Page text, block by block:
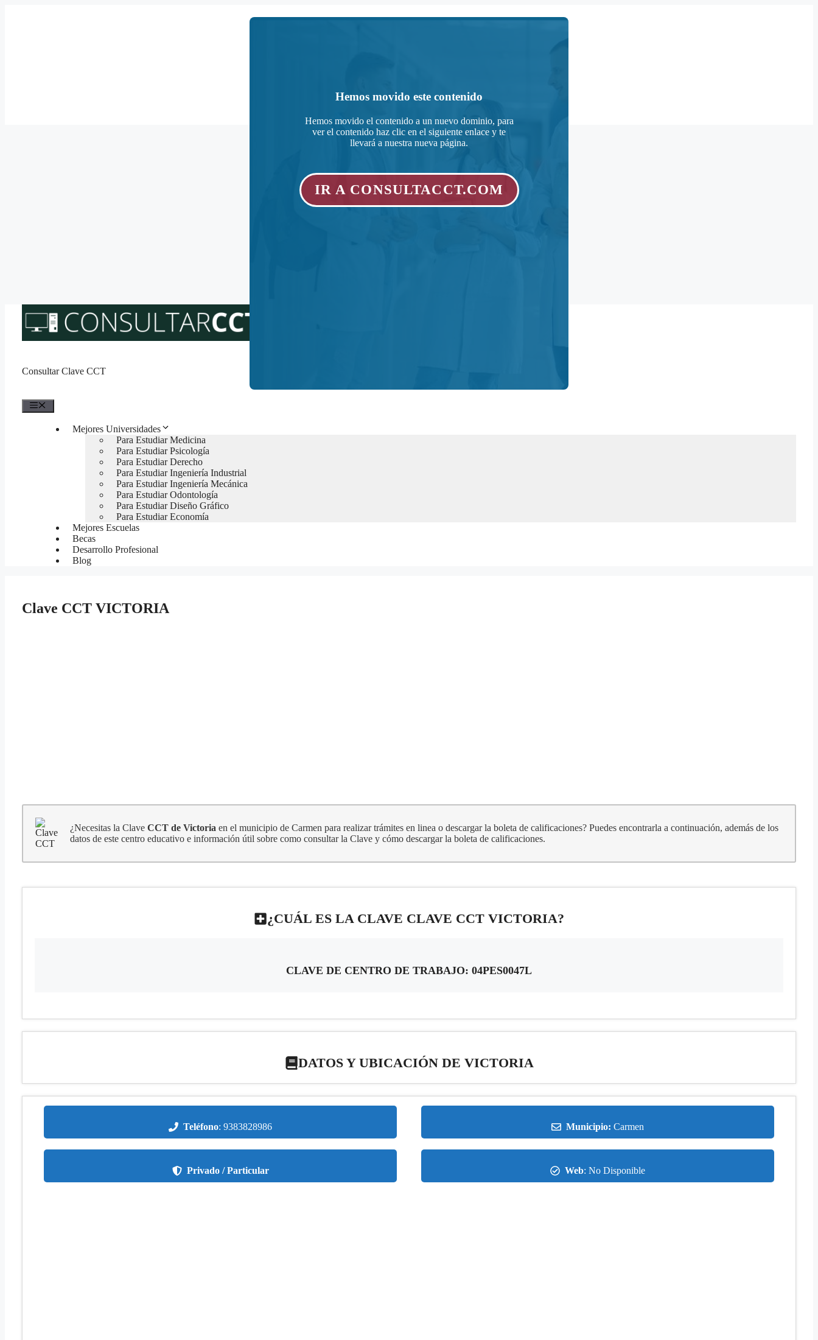
Hemos movido este contenido
Hemos movido el contenido a un nuevo dominio, para
ver el contenido haz clic en el siguiente enlace y te
llevará a nuestra nueva página.
IR A CONSULTACCT.COM
contenido
Consultar Clave CCT
Mejores Universidades
Para Estudiar Medicina
Para Estudiar Psicología
Para Estudiar Derecho
Para Estudiar Ingeniería Industrial
Para Estudiar Ingeniería Mecánica
Para Estudiar Odontología
Para Estudiar Diseño Gráfico
Para Estudiar Economía
Mejores Escuelas
Becas
Desarrollo Profesional
Blog
Clave CCT VICTORIA
¿Necesitas la Clave CCT de Victoria en el municipio de Carmen para realizar trámites en linea o descargar la boleta de calificaciones? Puedes encontrarla a continuación, además de los
datos de este centro educativo e información útil sobre como consultar la Clave y cómo descargar la boleta de calificaciones.
¿CUÁL ES LA CLAVE CLAVE CCT VICTORIA?
CLAVE DE CENTRO DE TRABAJO: 04PES0047L
DATOS Y UBICACIÓN DE VICTORIA
Teléfono: 9383828986 Municipio: Carmen
Privado / Particular Web: No Disponible